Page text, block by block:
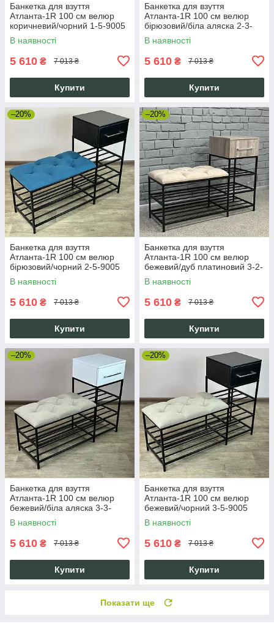
Банкетка для взуття
Атланта-1R 100 см велюр
коричневий/чорний 1-5-9005
В наявності
5 610 ₴ 7 013 ₴
Купити
Банкетка для взуття
Атланта-1R 100 см велюр
бірюзовий/біла аляска 2-3-
9005
В наявності
5 610 ₴ 7 013 ₴
Купити
–20%
Банкетка для взуття
Атланта-1R 100 см велюр
бірюзовий/чорний 2-5-9005
В наявності
5 610 ₴ 7 013 ₴
Купити
–20%
Банкетка для взуття
Атланта-1R 100 см велюр
бежевий/дуб платиновий 3-2-
9005
В наявності
5 610 ₴ 7 013 ₴
Купити
–20%
Банкетка для взуття
Атланта-1R 100 см велюр
бежевий/біла аляска 3-3-
9005
В наявності
5 610 ₴ 7 013 ₴
Купити
–20%
Банкетка для взуття
Атланта-1R 100 см велюр
бежевий/чорний 3-5-9005
В наявності
5 610 ₴ 7 013 ₴
Купити
Показати ще